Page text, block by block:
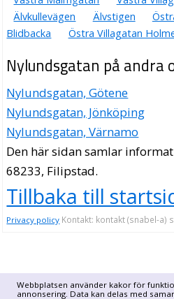
Webbplatsen använder kakor för
annonsering. Data kan delas med
Älvkullevägen
Älvstigen
Blidbacka
Östra Villagatan
Nylundsgatan på andra
Nylundsgatan, Götene
Nylundsgatan, Jönköping
Nylundsgatan, Värnamo
Den här sidan samlar
68233, Filipstad.
Tillbaka till
Privacy policy Kontakt: kontakt (snabel-a)